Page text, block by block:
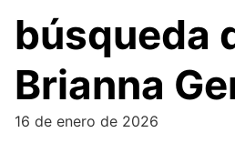
búsqueda
Brianna
16 de enero de 2026